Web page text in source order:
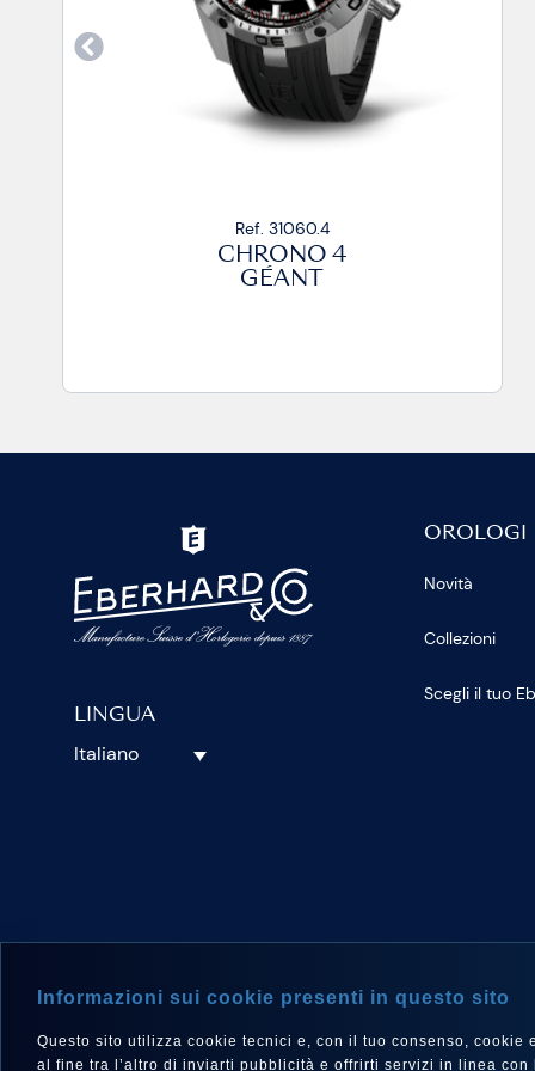
Ref. 31060.2
CHRONO 4
LINGUA
Italiano
OROLOGI
Novità
Collezioni
Scegli il tuo
Informazioni sui cookie presenti in questo sito
Questo sito utilizza cookie tecnici e, con il tuo consenso,
al fine tra l’altro di inviarti pubblicità e offrirti servizi in linea